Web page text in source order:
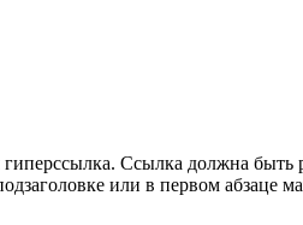
Ссылка должна
или в первом абзаце